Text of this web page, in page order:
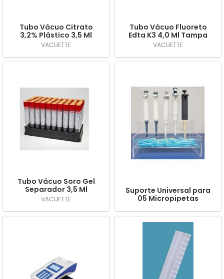
Tubo Vácuo Citrato
3,2% Plástico 3,5 Ml
Tampa Azul c/ 50 Und.
VACUETTE
Tubo Vácuo Fluoreto
Edta K3 4,0 Ml Tampa
Cinza c/ 50 Und.
VACUETTE
Tubo Vácuo Soro Gel
Separador 3,5 Ml
Plástico Tampa Amarela
VACUETTE
Suporte Universal para
05 Micropipetas